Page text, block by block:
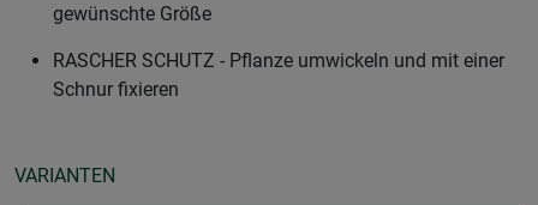
gewünschte Größe
RASCHER SCHUTZ - Pflanze umwickeln und mit einer
Schnur fixieren
VARIANTEN